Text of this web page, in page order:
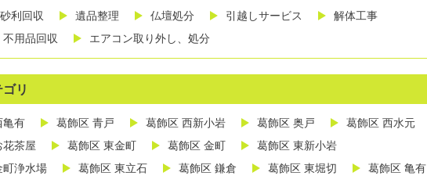
利回収
遺品整理 仏壇処分 引越しサービス
解体工事
用品回収
エアコン取り外し、処分
リ
亀有 葛飾区 青戸 葛飾区 西新小岩 葛飾区 奥戸
葛飾区 西水元
花茶屋
葛飾区 東金町 葛飾区 金町
葛飾区 東新小岩
町浄水場
葛飾区 東立石 葛飾区 鎌倉 葛飾区 東堀切
葛飾区 亀有